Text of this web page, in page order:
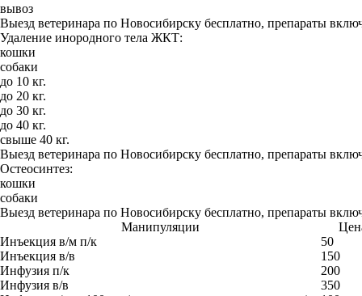
вывоз
Выезд ветеринара по Новосибирску бесплатно, препараты
Удаление инородного тела ЖКТ:
кошки
собаки
до 10 кг.
до 20 кг.
до 30 кг.
до 40 кг.
свыше 40 кг.
Выезд ветеринара по Новосибирску бесплатно, препараты
Остеосинтез:
кошки
собаки
Выезд ветеринара по Новосибирску бесплатно, препараты
Манипуляции
Инъекция в/м п/к
50
Инъекция в/в
150
Инфузия п/к
200
Инфузия в/в
350